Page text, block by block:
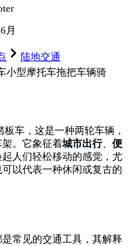
月
陆地交通
小型摩托车拖把车辆骑
车，这是一种两轮车辆，
。它象征着城市出行、 便
起人们轻松移动的感觉，尤
以代表一种休闲或复古的
常见的交通工具，其解释